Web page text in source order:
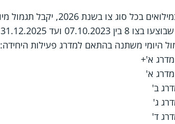
בשנת 2026, יקבל תגמול מיוחד גם עבור שירות מעבר ל-60 הימים.
נחשבים כחלק מ-60 הימים הדרושים לקבלת הזכאות.
היומי משתנה בהתאם למדרג פעילות היחידה: